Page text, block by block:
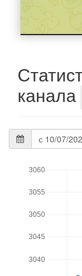
канала
Дата
статистики
3040
3045
3050
3055
3060